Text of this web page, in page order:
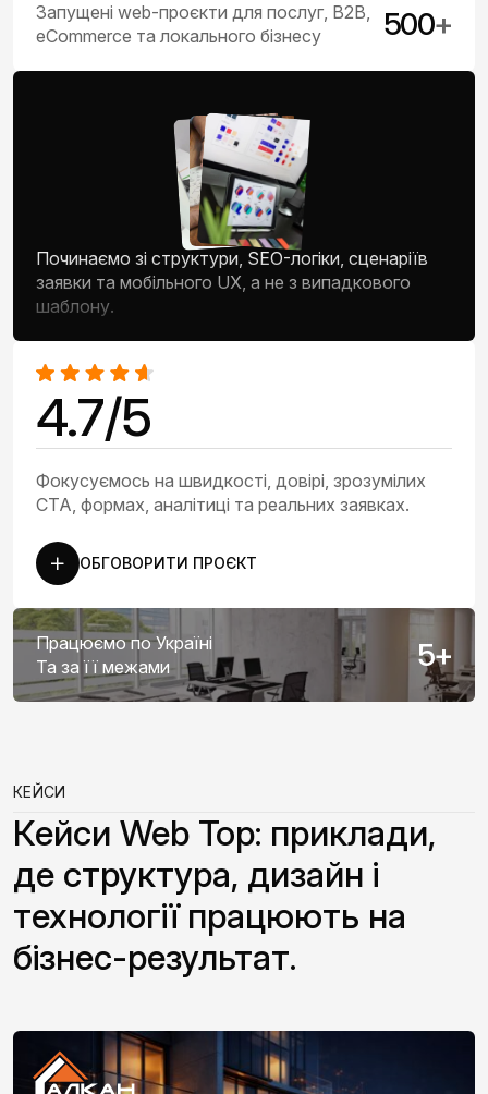
Запущені web-проєкти для послуг, B2B,
eCommerce та локального бізнесу
500+
Починаємо зі структури, SEO-логіки, сценаріїв
заявки та мобільного UX, а не з випадкового
шаблону.
4.7/5
Фокусуємось на швидкості, довірі, зрозумілих
CTA, формах, аналітиці та реальних заявках.
ОБГОВОРИТИ ПРОЄКТ
Працюємо по Україні
Та за її межами
5+
КЕЙСИ
Кейси Web Top: приклади,
де структура, дизайн і
технології працюють на
бізнес-результат.